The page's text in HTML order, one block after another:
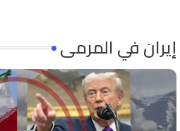
إيران في المرمى